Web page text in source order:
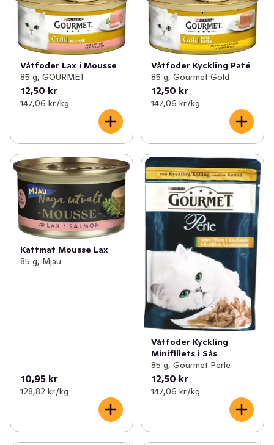
Våtfoder Lax i Mousse
85 g, GOURMET
12,50 kr
147,06 kr /kg
Våtfoder Kyckling Paté
85 g, Gourmet Gold
12,50 kr
147,06 kr /kg
Kattmat Mousse Lax
85 g, Mjau
10,95 kr
128,82 kr /kg
Våtfoder Kyckling
Minifillets i Sås
85 g, Gourmet Perle
12,50 kr
147,06 kr /kg